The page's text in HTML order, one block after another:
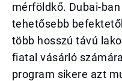
mérföldkő. Dubai-
tehetősebb
több hosszú távú
fiatal vásárló
program sikere azt